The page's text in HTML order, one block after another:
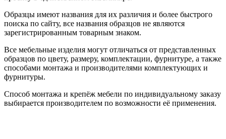
Образцы имеют названия для их различия и более быстрого
поиска по сайту, все названия образцов не являются
зарегистрированным товарным знаком.
Все мебельные изделия могут отличаться от представленных
образцов по цвету, размеру, комплектации, фурнитуре, а также
способами монтажа и производителями комплектующих и
фурнитуры.
Способ монтажа и крепёж мебели по индивидуальному заказу
выбирается производителем по возможности её применения.